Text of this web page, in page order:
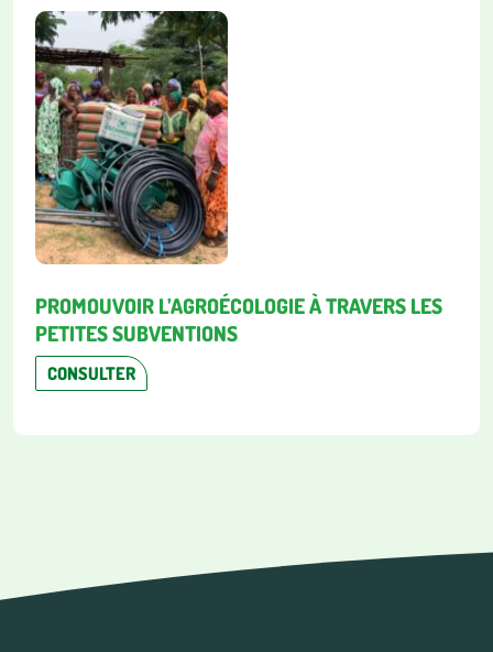
PROMOUVOIR L’AGROÉCOLOGIE À TRAVERS LES
PETITES SUBVENTIONS
CONSULTER